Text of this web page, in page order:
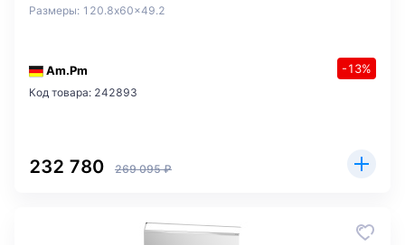
Размеры: 120.8x60x49.2
Am.Pm -13%
Код товара: 242893
232 780 269 095 ₽